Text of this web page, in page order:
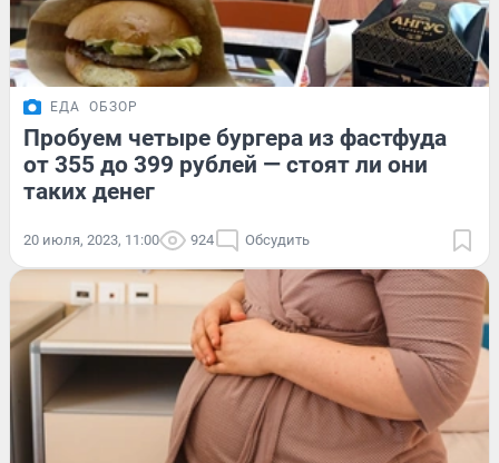
ЕДА ОБЗОР
Пробуем четыре бургера из фастфуда
от 355 до 399 рублей — стоят ли они
таких денег
20 июля, 2023, 11:00 924 Обсудить